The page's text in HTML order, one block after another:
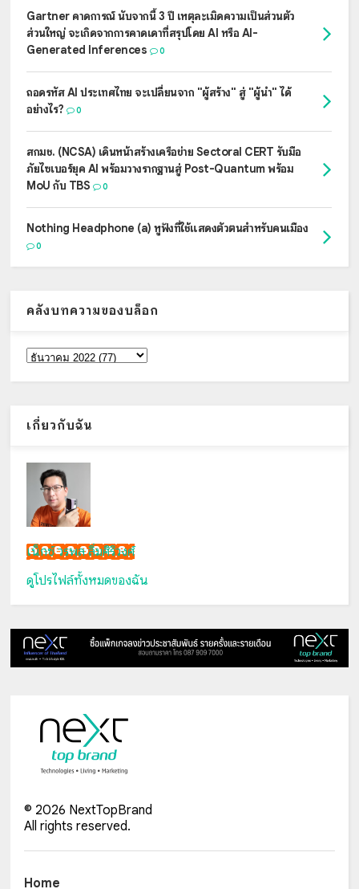
Gartner คาดการณ์ นับจากนี้ 3 ปี เหตุละเมิดความเป็นส่วนตัว
ส่วนใหญ่ จะเกิดจากการคาดเดาที่สรุปโดย AI หรือ AI-
Generated Inferences
0
ถอดรหัส AI ประเทศไทย จะเปลี่ยนจาก "ผู้สร้าง" สู่ "ผู้นำ" ได้
อย่างไร?
0
สกมช. (NCSA) เดินหน้าสร้างเครือข่าย Sectoral CERT รับมือ
ภัยไซเบอร์ยุค AI พร้อมวางรากฐานสู่ Post-Quantum พร้อม
MoU กับ TBS
0
Nothing Headphone (a) หูฟังที่ใช้แสดงตัวตนสำหรับคนเมือง
0
คลังบทความของบล็อก
เกี่ยวกับฉัน
เน็กซ์ วรพล ลิ่มศิริวงศ์
ดูโปรไฟล์ทั้งหมดของฉัน
© 2026 NextTopBrand
All rights reserved.
Home